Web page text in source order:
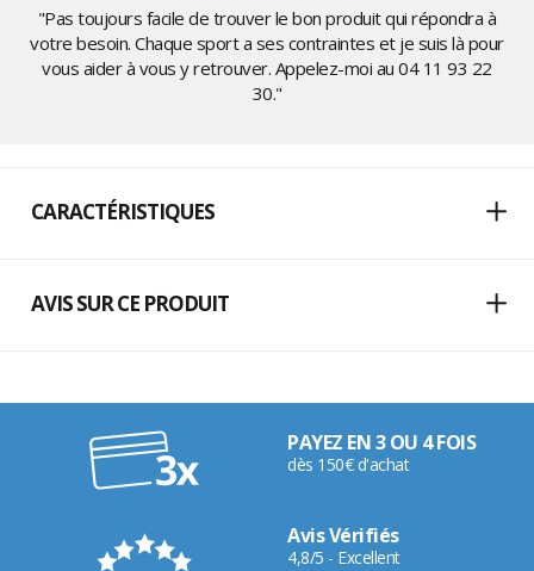
"Pas toujours facile de trouver le bon produit qui répondra à
votre besoin. Chaque sport a ses contraintes et je suis là pour
vous aider à vous y retrouver. Appelez-moi au04 11 93 22
30."
CARACTÉRISTIQUES
AVIS SUR CE PRODUIT
PAYEZ EN 3 OU 4 FOIS
dès 150€ d'achat
Avis Vérifiés
4,8/5 - Excellent